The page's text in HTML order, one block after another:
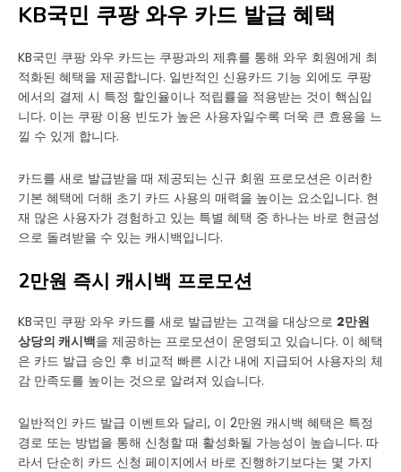
KB국민 쿠팡 와우 카드 발급 혜택
KB국민 쿠팡 와우 카드는 쿠팡과의 제휴를 통해 와우 회원에게 최
적화된 혜택을 제공합니다. 일반적인 신용카드 기능 외에도 쿠팡
에서의 결제 시 특정 할인율이나 적립률을 적용받는 것이 핵심입
니다. 이는 쿠팡 이용 빈도가 높은 사용자일수록 더욱 큰 효용을 느
낄 수 있게 합니다.
카드를 새로 발급받을 때 제공되는 신규 회원 프로모션은 이러한
기본 혜택에 더해 초기 카드 사용의 매력을 높이는 요소입니다. 현
재 많은 사용자가 경험하고 있는 특별 혜택 중 하나는 바로 현금성
으로 돌려받을 수 있는 캐시백입니다.
2만원 즉시 캐시백 프로모션
KB국민 쿠팡 와우 카드를 새로 발급받는 고객을 대상으로 2만원
상당의 캐시백을 제공하는 프로모션이 운영되고 있습니다. 이 혜택
은 카드 발급 승인 후 비교적 빠른 시간 내에 지급되어 사용자의 체
감 만족도를 높이는 것으로 알려져 있습니다.
일반적인 카드 발급 이벤트와 달리, 이 2만원 캐시백 혜택은 특정
경로 또는 방법을 통해 신청할 때 활성화될 가능성이 높습니다. 따
라서 단순히 카드 신청 페이지에서 바로 진행하기보다는 몇 가지